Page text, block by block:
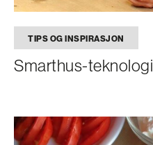
TIPS OG INSPIRASJON
Smarthus-teknologi